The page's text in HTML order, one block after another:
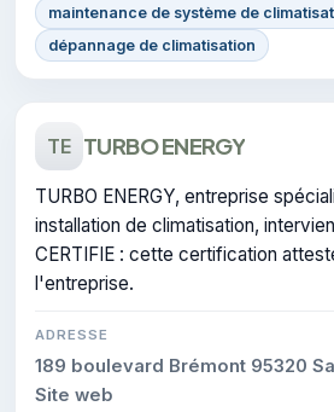
maintenance de système de
dépannage de climatisation
TE TURBO ENERGY
TURBO ENERGY, entreprise
installation de climatisation,
CERTIFIE : cette certification
l'entreprise.
ADRESSE
189 boulevard Brémont 95320
Site web